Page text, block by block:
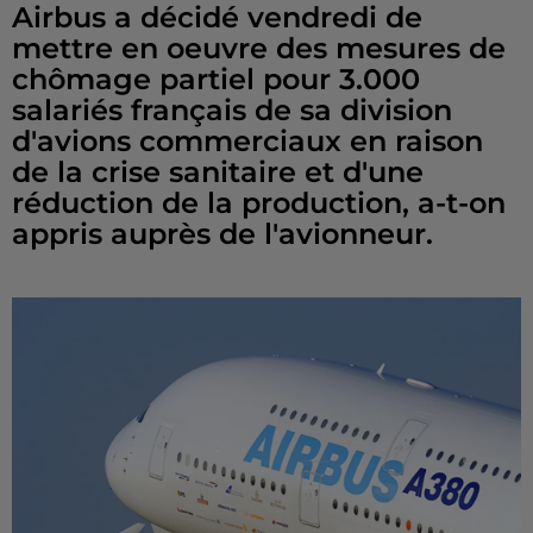
Airbus a décidé vendredi de
mettre en oeuvre des mesures de
chômage partiel pour 3.000
salariés français de sa division
d'avions commerciaux en raison
de la crise sanitaire et d'une
réduction de la production, a-t-on
appris auprès de l'avionneur.